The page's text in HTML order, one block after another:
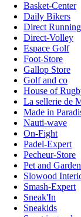
Basket-Center
Daily Bikers
Direct Running
Direct-Volley
Espace Golf
Foot-Store
Gallop Store
Golf and co
House of
La sellerie de
Made in
Nauti-wave
On-Fight
Padel-Expert
Pecheur-Store
Pet and Garden
Slowood
Smash-Expert
Sneak'In
Sneakids